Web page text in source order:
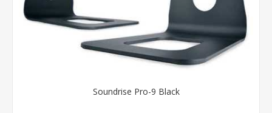
Soundrise Pro-9 Black